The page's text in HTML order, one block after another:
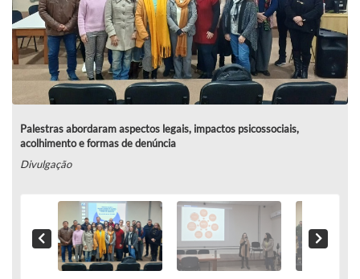
Palestras abordaram aspectos legais, impactos psicossociais,
acolhimento e formas de denúncia
Divulgação